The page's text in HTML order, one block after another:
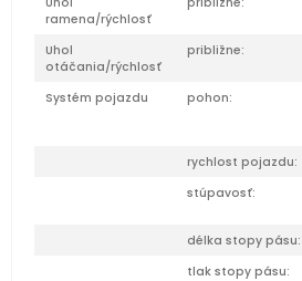
ramena/rýchlosť
Uhol
otáčania/rýchlosť
približne:
Systém pojazdu
pohon:
rychlost pojazdu:
stúpavosť:
délka stopy pásu:
tlak stopy pásu: